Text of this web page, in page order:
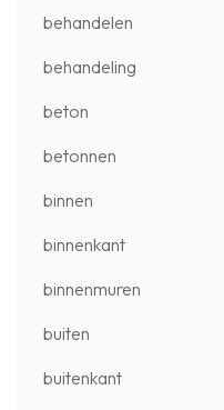
behandelen
behandeling
beton
betonnen
binnen
binnenkant
binnenmuren
buiten
buitenkant